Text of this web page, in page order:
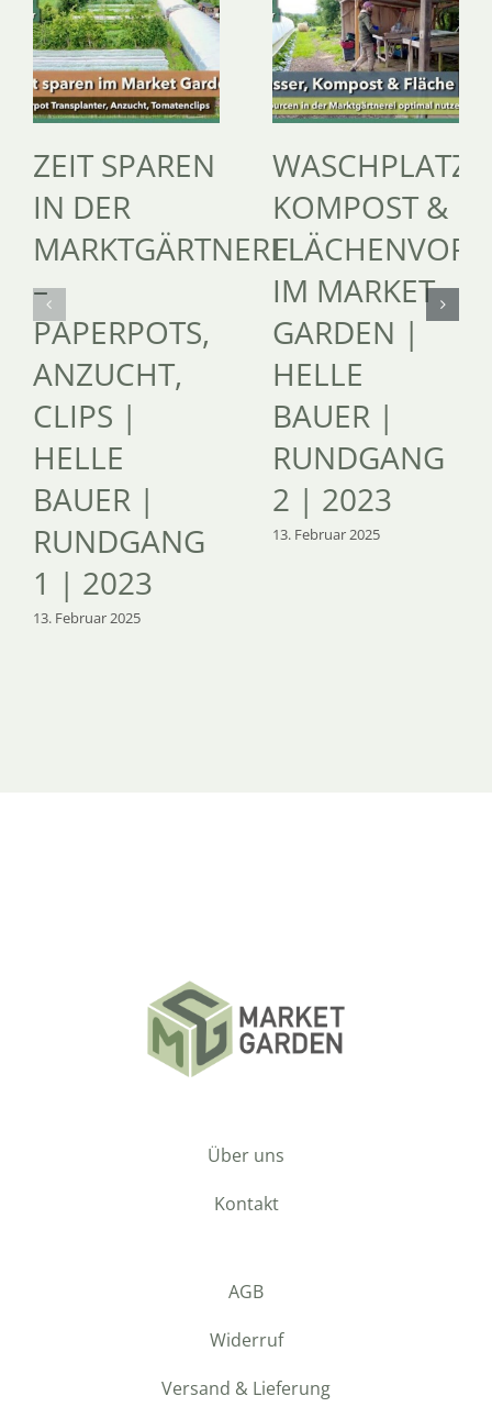
ZEIT SPAREN
IN DER
MARKTGÄRTNEREI
–
PAPERPOTS,
ANZUCHT,
CLIPS |
HELLE
BAUER |
RUNDGANG
1 | 2023
13. Februar 2025
WASCHPLATZ,
KOMPOST &
IM MARKET
GARDEN |
HELLE
BAUER |
RUNDGANG
2 | 2023
13. Februar 2025
Über uns
Kontakt
AGB
Widerruf
Versand & Lieferung